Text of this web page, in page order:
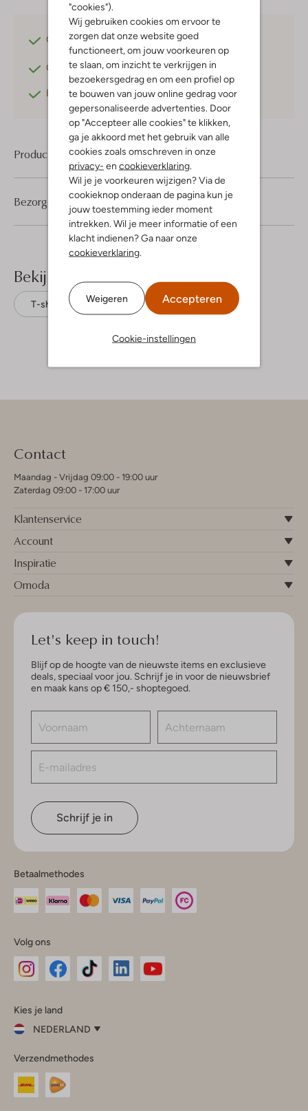
"cookies").
Wij gebruiken cookies om ervoor te
zorgen dat onze website goed
functioneert, om jouw voorkeuren op
te slaan, om inzicht te verkrijgen in
bezoekersgedrag en om een profiel op
te bouwen van jouw online gedrag voor
gepersonaliseerde advertenties. Door
op "Accepteer alle cookies" te klikken,
ga je akkoord met het gebruik van alle
cookies zoals omschreven in onze
privacy- en cookieverklaring.
Wil je je voorkeuren wijzigen? Via de
cookieknop onderaan de pagina kun je
jouw toestemming ieder moment
intrekken. Wil je meer informatie of een
klacht indienen? Ga naar onze
cookieverklaring.
Weigeren Accepteren
Cookie-instellingen
Gratis verzendingvanaf €75,-
Gratis retournerenbinnen 30 dagen*
Betaal achterafmet Klarna
Product informatie
Bezorgen & retourneren
Bekijk meer
T-shirts Shiwi Katoen
Contact
Maandag - Vrijdag 09:00 - 19:00 uur
Zaterdag 09:00 - 17:00 uur
Klantenservice
Account
Inspiratie
Omoda
Let's keep in touch!
Blijf op de hoogte van de nieuwste items en exclusieve
deals, speciaal voor jou. Schrijf je in voor de nieuwsbrief
en maak kans op € 150,- shoptegoed.
Schrijf je in
Betaalmethodes
Volg ons
InstagramFacebook
Kies je land
NEDERLAND
je
land
Nederland
Verzendmethodes